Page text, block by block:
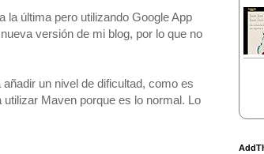
la última pero utilizando Google App
versión de mi blog, por lo que no
un nivel de dificultad, como es
Maven porque es lo normal. Lo